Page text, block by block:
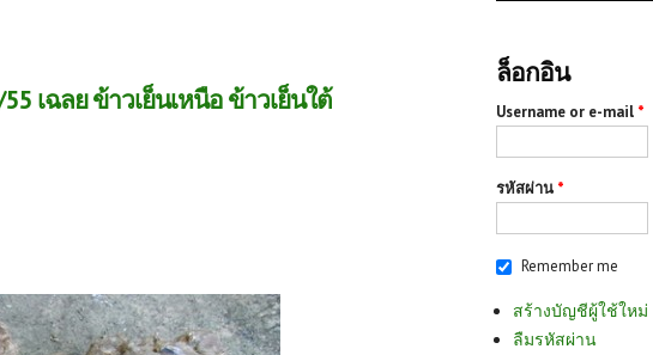
เฉลย ข้าวเย็นเหนือ ข้าวเย็นใต้
ล็อกอิน
Username or e-mail *
รหัสผ่าน *
Remember me
สร้างบัญชีผู้ใช้ใหม่
ลืมรหัสผ่าน